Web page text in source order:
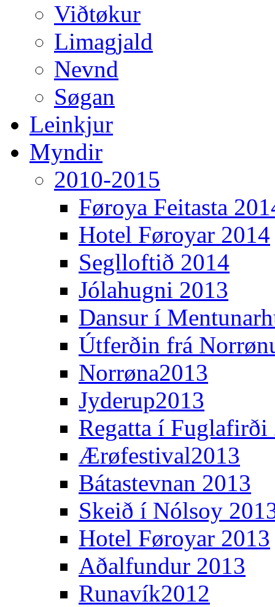
Viðtøkur
Limagjald
Nevnd
Søgan
Leinkjur
Myndir
2010-2015
Føroya Feitasta
Hotel Føroyar 2014
Seglloftið 2014
Jólahugni 2013
Dansur í
Útferðin frá
Norrøna2013
Jyderup2013
Regatta í Fuglafirði
Ærøfestival2013
Bátastevnan 2013
Skeið í Nólsoy
Hotel Føroyar 2013
Aðalfundur 2013
Runavík2012